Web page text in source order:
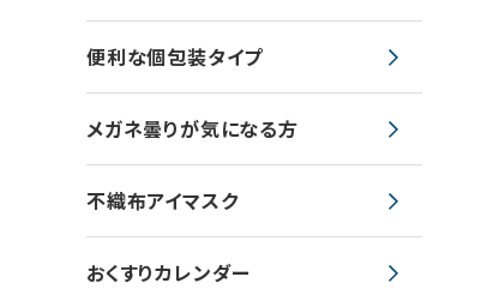
便利な個包装タイプ
メガネ曇りが気になる方
不織布アイマスク
おくすりカレンダー